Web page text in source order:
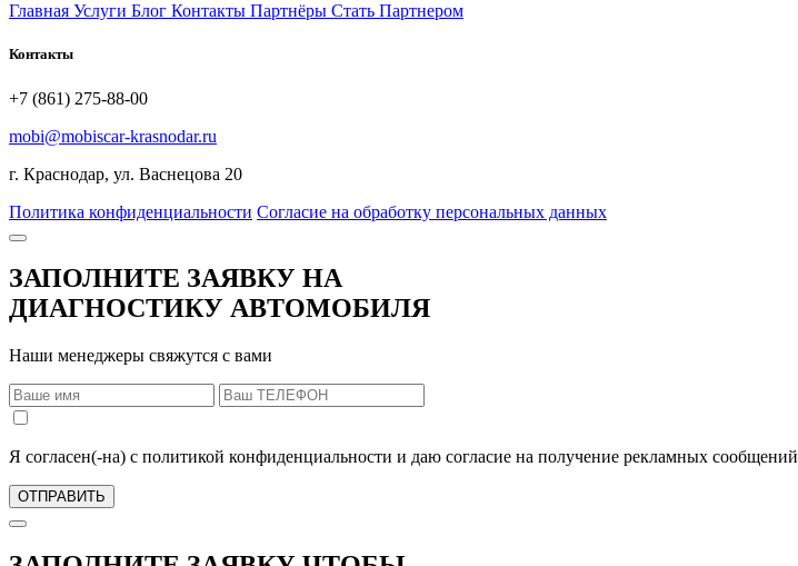
Главная Услуги Блог Контакты Партнёры Стать Партнером
Контакты
+7 (861) 275-88-00
mobi@mobiscar-krasnodar.ru
г. Краснодар, ул. Васнецова 20
Политика конфиденциальности Согласие на обработку персональных данных
ЗАПОЛНИТЕ ЗАЯВКУ НА
ДИАГНОСТИКУ АВТОМОБИЛЯ
Наши менеджеры свяжутся с вами
Я согласен(-на) с политикой конфиденциальности и даю согласие на получение рекламных сообщений
ОТПРАВИТЬ